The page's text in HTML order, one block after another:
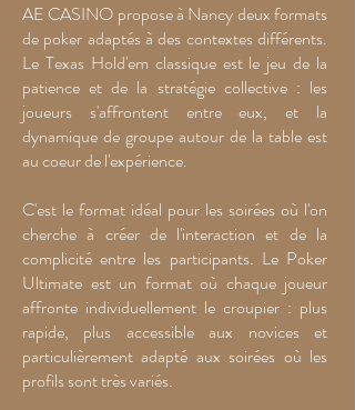
AE CASINO propose à Nancy deux formats
de poker adaptés à des contextes différents.
Le Texas Hold'em classique est le jeu de la
patience et de la stratégie collective : les
joueurs s'affrontent entre eux, et la
dynamique de groupe autour de la table est
au coeur de l'expérience.
C'est le format idéal pour les soirées où l'on
cherche à créer de l'interaction et de la
complicité entre les participants. Le Poker
Ultimate est un format où chaque joueur
affronte individuellement le croupier : plus
rapide, plus accessible aux novices et
particulièrement adapté aux soirées où les
profils sont très variés.